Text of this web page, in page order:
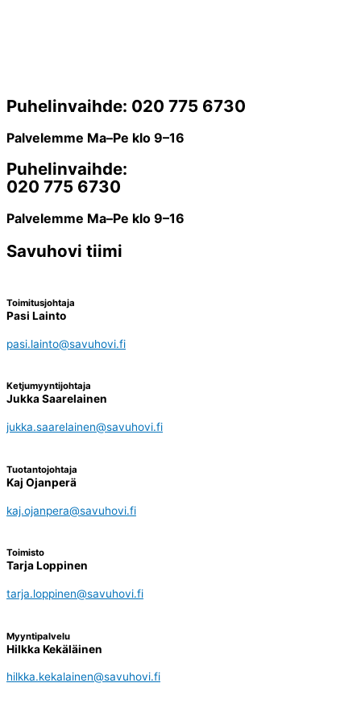
Puhelinvaihde: 020 775 6730
Palvelemme Ma–Pe klo 9–16
Puhelinvaihde:
020 775 6730
Palvelemme Ma–Pe klo 9–16
Savuhovi tiimi
Toimitusjohtaja
Pasi Lainto
pasi.lainto@savuhovi.fi
Ketjumyyntijohtaja
Jukka Saarelainen
jukka.saarelainen@savuhovi.fi
Tuotantojohtaja
Kaj Ojanperä
kaj.ojanpera@savuhovi.fi
Toimisto
Tarja Loppinen
tarja.loppinen@savuhovi.fi
Myyntipalvelu
Hilkka Kekäläinen
hilkka.kekalainen@savuhovi.fi